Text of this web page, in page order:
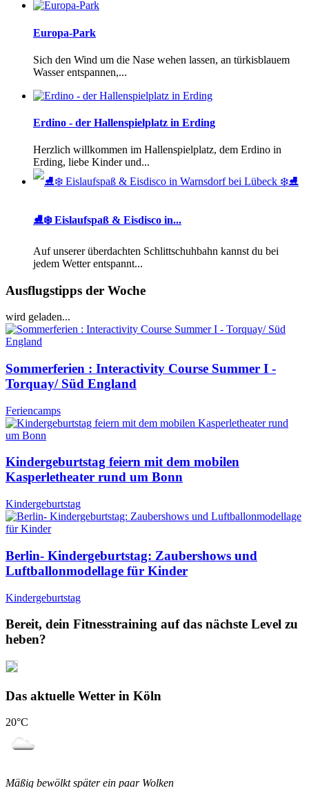
Europa-Park
Sich den Wind um die Nase wehen lassen, an türkisblauem
Wasser entspannen,...
Erdino - der Hallenspielplatz in Erding
Herzlich willkommen im Hallenspielplatz, dem Erdino in
Erding, liebe Kinder und...
⛸️❄️ Eislaufspaß & Eisdisco in...
Auf unserer überdachten Schlittschuhbahn kannst du bei
jedem Wetter entspannt...
Ausflugstipps der Woche
wird geladen...
Sommerferien : Interactivity Course Summer I -
Torquay/ Süd England
Feriencamps
Kindergeburtstag feiern mit dem mobilen
Kasperletheater rund um Bonn
Kindergeburtstag
Berlin- Kindergeburtstag: Zaubershows und
Luftballonmodellage für Kinder
Kindergeburtstag
Bereit, dein Fitnesstraining auf das nächste Level zu
heben?
Das aktuelle Wetter in Köln
20°C
Mäßig bewölkt später ein paar Wolken